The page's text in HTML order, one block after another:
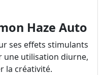
Haze Auto
ses effets stimulants
une utilisation diurne,
la créativité.